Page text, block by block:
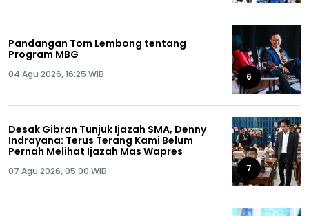
Pandangan Tom Lembong tentang
Program MBG
04 Agu 2026, 16:25 WIB 6
Desak Gibran Tunjuk Ijazah SMA, Denny
Indrayana: Terus Terang Kami Belum
Pernah Melihat Ijazah Mas Wapres
07 Agu 2026, 05:00 WIB 7